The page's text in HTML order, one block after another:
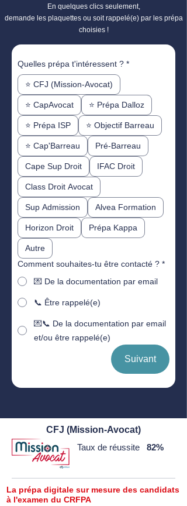
En quelques clics seulement,
demande les plaquettes ou soit rappelé(e) par les prépa
choisies !
Quelles prépa t'intéressent ? *
⭐️ CFJ (Mission-Avocat)
⭐️ CapAvocat ⭐️ Prépa Dalloz
⭐️ Prépa ISP ⭐️ Objectif Barreau
⭐️ Cap'Barreau Pré-Barreau
Cape Sup Droit IFAC Droit
Class Droit Avocat
Sup Admission Alvea Formation
Horizon Droit Prépa Kappa
Autre
Comment souhaites-tu être contacté ? *
💌 De la documentation par email
📞 Être rappelé(e)
💌📞 De la documentation par email
et/ou être rappelé(e)
Suivant
CFJ (Mission-Avocat)
Taux de réussite 82%
La prépa digitale sur mesure des candidats
à l'examen du CRFPA